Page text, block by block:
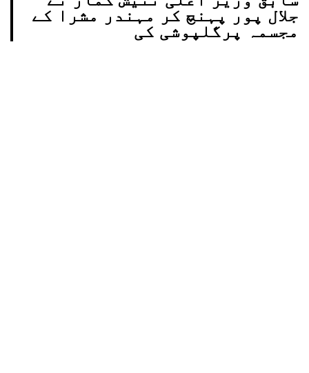
جلال پور پہنچ کر مہندر مشرا کے
مجسمہ پرگلپوشی کی